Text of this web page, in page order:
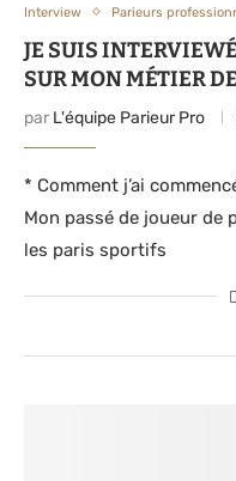
Interview Parieurs
JE SUIS
SUR MON MÉTIER
par L'équipe Parieur Pro
* Comment j’ai
Mon passé de joueur de
les paris sportifs